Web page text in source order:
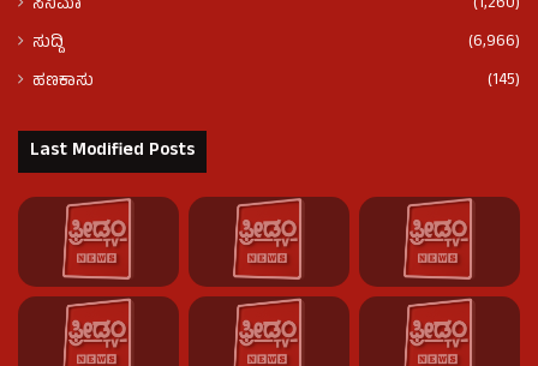
ಸುದ್ದಿ
(6,966)
ಹಣಕಾಸು
(145)
Last Modified Posts